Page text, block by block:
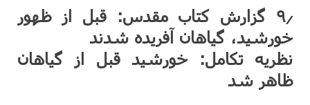
۹٫ گزارش کتاب مقدس: قبل از ظهور
خورشید، گیاهان آفریده شدند
نظریه تکامل: خورشید قبل از گیاهان
ظاهر شد